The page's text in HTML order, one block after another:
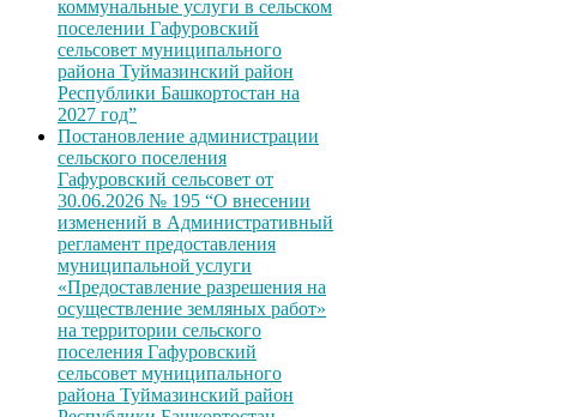
коммунальные услуги в сельском
поселении Гафуровский
сельсовет муниципального
района Туймазинский район
Республики Башкортостан на
2027 год”
Постановление администрации
сельского поселения
Гафуровский сельсовет от
30.06.2026 № 195 “О внесении
изменений в Административный
регламент предоставления
муниципальной услуги
«Предоставление разрешения на
осуществление земляных работ»
на территории сельского
поселения Гафуровский
сельсовет муниципального
района Туймазинский район